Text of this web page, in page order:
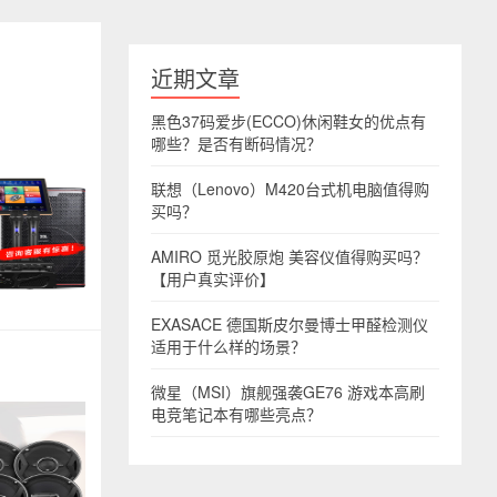
近期文章
黑色37码爱步(ECCO)休闲鞋女的优点有
哪些？是否有断码情况？
联想（Lenovo）M420台式机电脑值得购
买吗？
AMIRO 觅光胶原炮 美容仪值得购买吗？
【用户真实评价】
EXASACE 德国斯皮尔曼博士甲醛检测仪
适用于什么样的场景？
微星（MSI）旗舰强袭GE76 游戏本高刷
电竞笔记本有哪些亮点？